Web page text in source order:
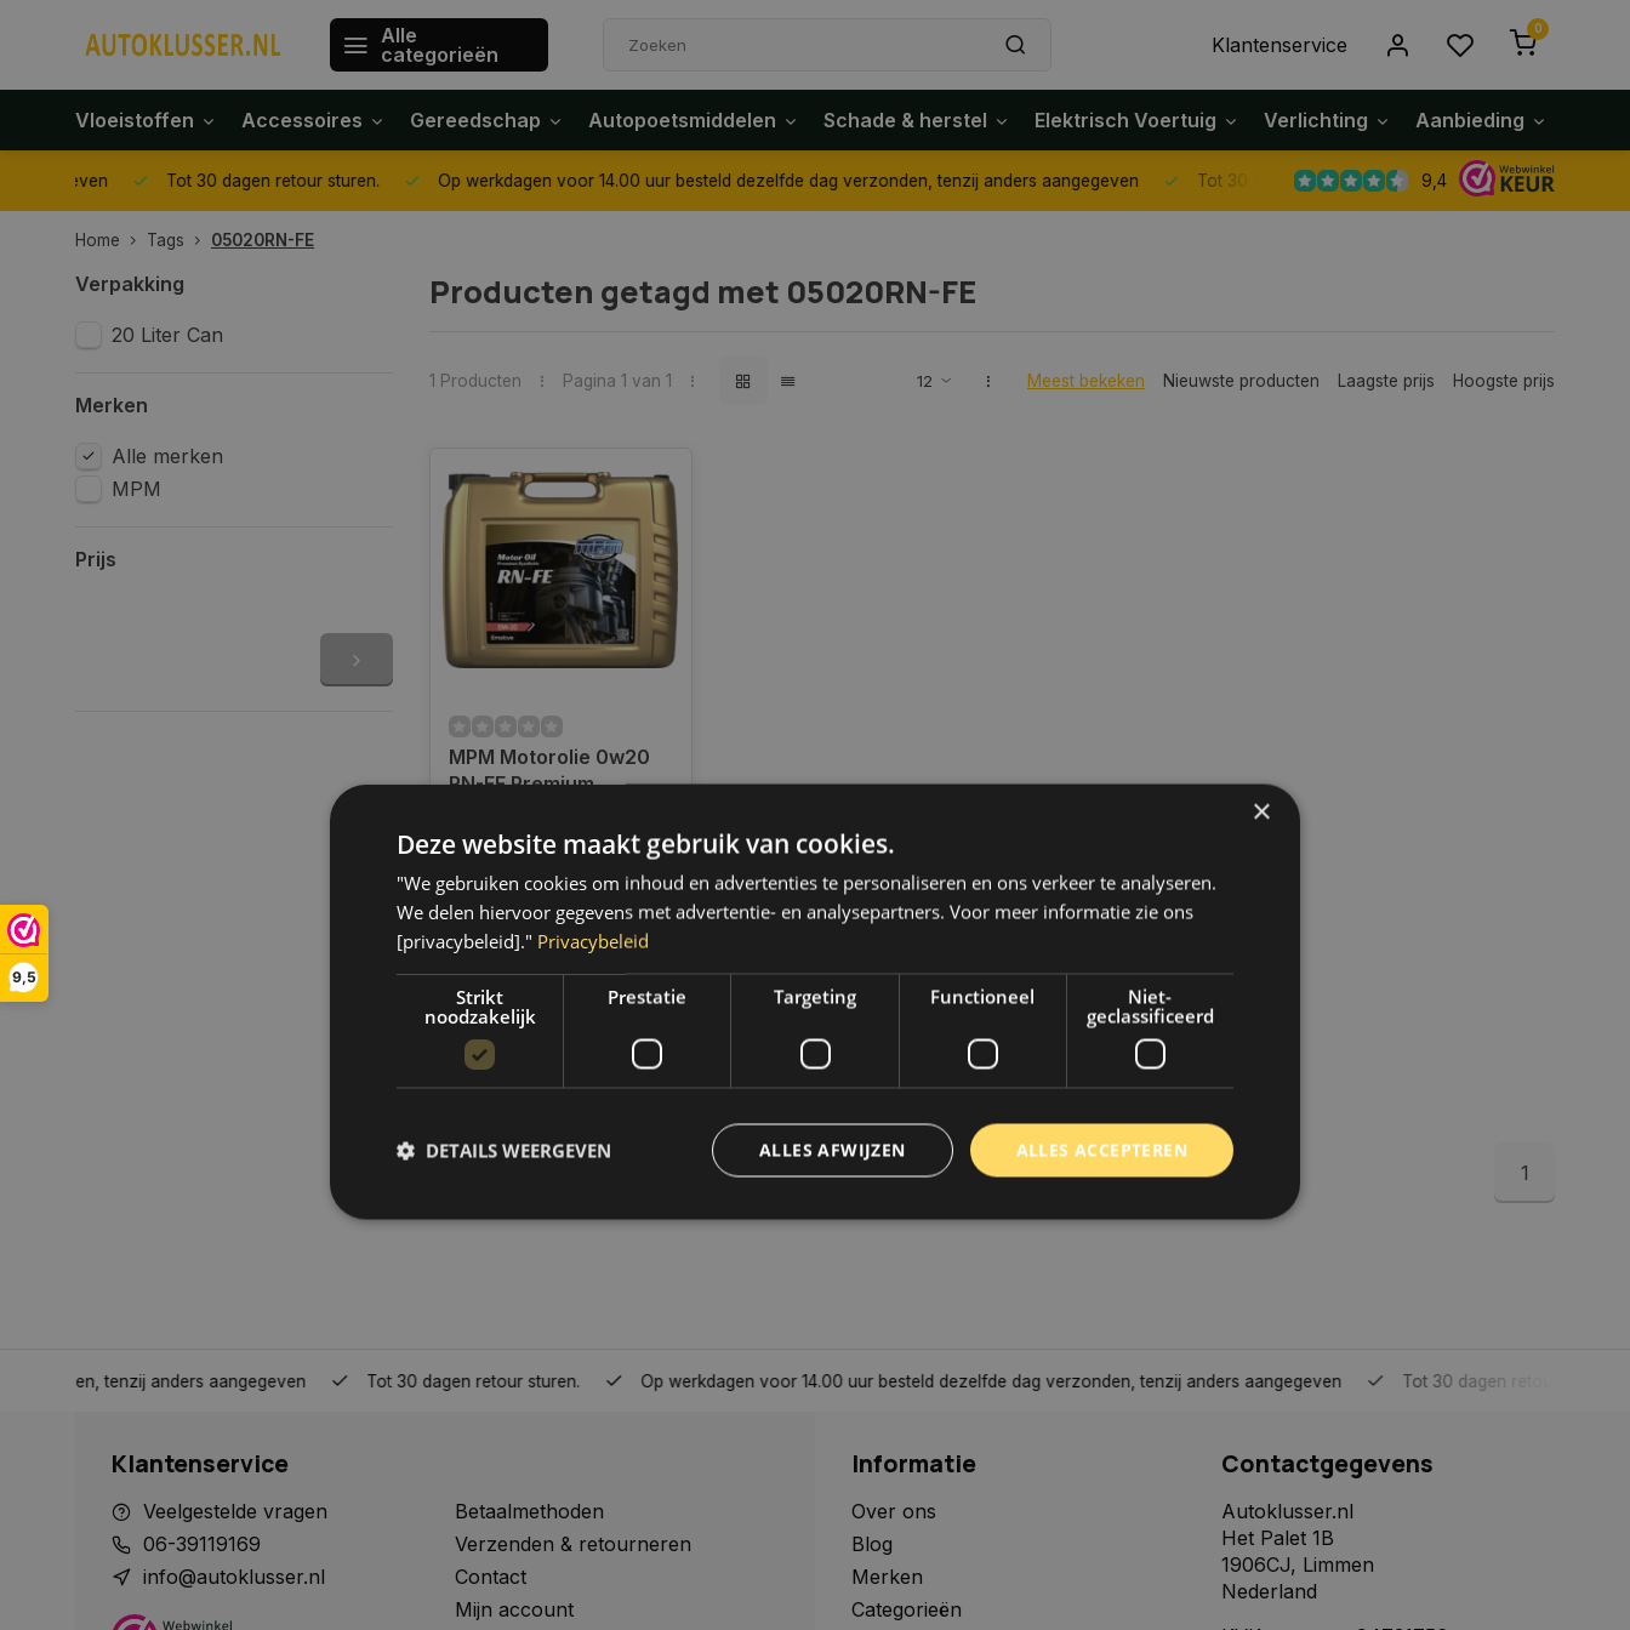
9,5
Alle
categorieën
Klantenservice
0
Vloeistoffen Accessoires Gereedschap Autopoetsmiddelen Schade & herstel Elektrisch Voertuig Verlichting Aanbieding
Tot 30 dagen retour sturen. Op werkdagen voor 14.00 uur besteld dezelfde dag verzonden, tenzij anders aangegeven Tot 30 dagen retour sturen. 9,4
Home Tags 05020RN-FE
Verpakking
20 Liter Can
Merken
Alle merken
MPM
Prijs
Producten getagd met 05020RN-FE
1 Producten Pagina 1 van 1 Meest bekeken Nieuwste producten Laagste prijs Hoogste prijs
MPM Motorolie 0w20
RN-FE Premium
05020RN-FE
Indien voorradig,
verzending binnen 2 a 3
werkdagen. Boven de 50,-
gratis verzending. (NL &
BE)
€215,40
Vergelijk
1
tenzij anders aangegeven Tot 30 dagen retour sturen. Op werkdagen voor 14.00 uur besteld dezelfde dag verzonden, tenzij anders aangegeven Tot 30 dagen retour sturen.
Klantenservice
Veelgestelde vragen
06-39119169
info@autoklusser.nl
Betaalmethoden
Verzenden & retourneren
Contact
Mijn account
Informatie
Over ons
Blog
Merken
Categorieën
Contactgegevens
Autoklusser.nl
Het Palet 1B
1906CJ, Limmen
Nederland
×
Deze website maakt gebruik van cookies.
"We gebruiken cookies om inhoud en advertenties te personaliseren en ons verkeer te analyseren.
We delen hiervoor gegevens met advertentie- en analysepartners. Voor meer informatie zie ons
[privacybeleid]." Privacybeleid
Strikt
noodzakelijk
Prestatie Targeting Functioneel
Niet-
geclassificeerd
ALLES ACCEPTEREN
ALLES AFWIJZEN
DETAILS WEERGEVEN
Dit cookie wordt gebruikt om een identificatiecode
sessie ID wordt gebruikt om een veilige en
consistente gebruikerservaring te behouden, ervoor
te zorgen dat pagina wijzigingen of item selecties
worden onthouden van pagina naar pagina. Het slaat
geen persoonlijke gegevens op.
__cf_bm
Deze cookie wordt gebruikt om onderscheid te